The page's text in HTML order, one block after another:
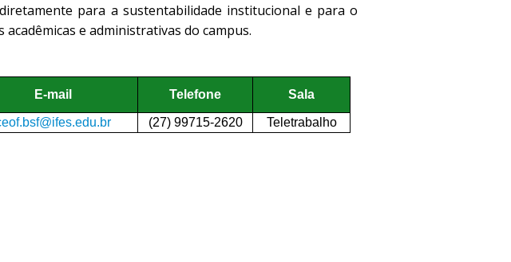
para a sustentabilidade institucional e para o
e administrativas do campus.
E-mail Telefone Sala
(27) 99715-2620 Teletrabalho